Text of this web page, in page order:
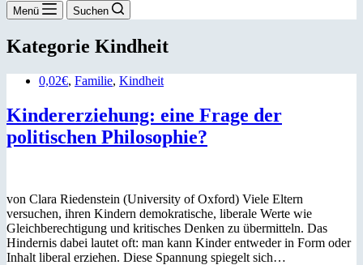
Menü Suchen
Kategorie Kindheit
0,02€, Familie, Kindheit
Kindererziehung: eine Frage der
politischen Philosophie?
von Clara Riedenstein (University of Oxford) Viele Eltern
versuchen, ihren Kindern demokratische, liberale Werte wie
Gleichberechtigung und kritisches Denken zu übermitteln. Das
Hindernis dabei lautet oft: man kann Kinder entweder in Form oder
Inhalt liberal erziehen. Diese Spannung spiegelt sich…